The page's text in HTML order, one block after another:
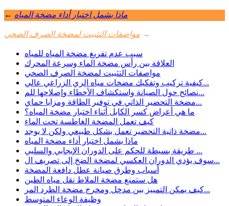
← ماذا يشمل اختبار أداء مضخة المياه
مواصفات التثبيت لمضخة الصرف الصحي →
سبب عدم تفريغ مضخة المياه للمياه
العلاقة بين رأس مضخة الماء وسرعة المحرك
مواصفات التثبيت لمضخة الصرف الصحي
كيفية تركيب وتفكيك مضخات مياه الري الزراعي عالي...
نصائح حول الصيانة واستكشاف الأخطاء وإصلاحها للم...
مضخة التحضير الذاتي في توفير الطاقة ومزايا حماي...
ما هي أعراض كسر الكابل أثناء اختبار مضخة المياه؟
كيف تعمل المضخة الغاطسة تحت الماء
مضخة ذاتية التحضير تعمل بشكل طبيعي ولكن لا يوجد...
ماذا يشمل اختبار أداء مضخة المياه
طريقة بسيطة للحكم على الدوران الإيجابي والسلبي ...
سوف يؤدي الدوران العكسي لمضخة الضخ إلى تصريف ال...
أسباب وطرق صيانة عطل دافعة المضخة
هل ستمنع مضخة الملاط نقل مياه الطين
كيف يمكن التمييز بين مدخل ومخرج مضخة الطرد المر...
وظيفة الوعاء المتوسط